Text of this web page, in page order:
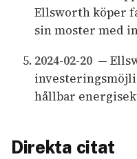
Ellsworth köper
sin moster med
2024-02-20 —
hållbar
Direkta citat